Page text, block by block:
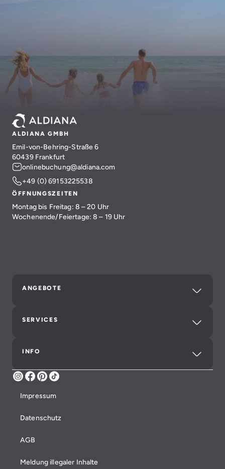
ALDIANA GMBH
Emil-von-Behring-Straße 6
60439 Frankfurt
onlinebuchung@aldiana.com
+49 (0) 69153225538
ÖFFNUNGSZEITEN
Montag bis Freitag: 8 – 20 Uhr
Wochenende/Feiertage: 8 – 19 Uhr
ANGEBOTE
SERVICES
INFO
Instagram
Facebook
Pinterest
Impressum
Datenschutz
AGB
Meldung illegaler Inhalte